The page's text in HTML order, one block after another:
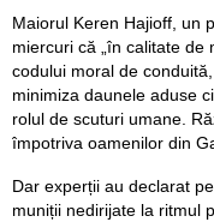
Maiorul Keren Hajioff, un
miercuri că „în calitate
codului moral de
minimiza daunele aduse
rolul de scuturi umane.
împotriva oamenilor din
Dar experții au declarat
muniții nedirijate la ritmul